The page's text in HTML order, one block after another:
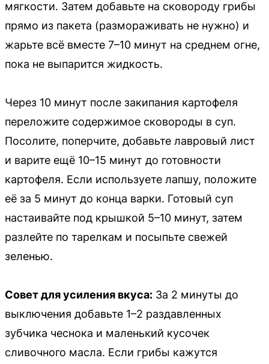
мягкости. Затем добавьте на сковороду грибы
прямо из пакета (размораживать не нужно) и
жарьте всё вместе 7–10 минут на среднем огне,
пока не выпарится жидкость.
Через 10 минут после закипания картофеля
переложите содержимое сковороды в суп.
Посолите, поперчите, добавьте лавровый лист
и варите ещё 10–15 минут до готовности
картофеля. Если используете лапшу, положите
её за 5 минут до конца варки. Готовый суп
настаивайте под крышкой 5–10 минут, затем
разлейте по тарелкам и посыпьте свежей
зеленью.
Совет для усиления вкуса: За 2 минуты до
выключения добавьте 1–2 раздавленных
зубчика чеснока и маленький кусочек
сливочного масла. Если грибы кажутся